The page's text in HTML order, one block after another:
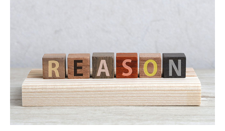
日本耐震診断協会 概要
耐震診断の実績